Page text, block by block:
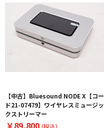
【中古】Bluesound NODE X【コー
ド21-07479】ワイヤレスミュージッ
クストリーマー
￥89,800 (税込)